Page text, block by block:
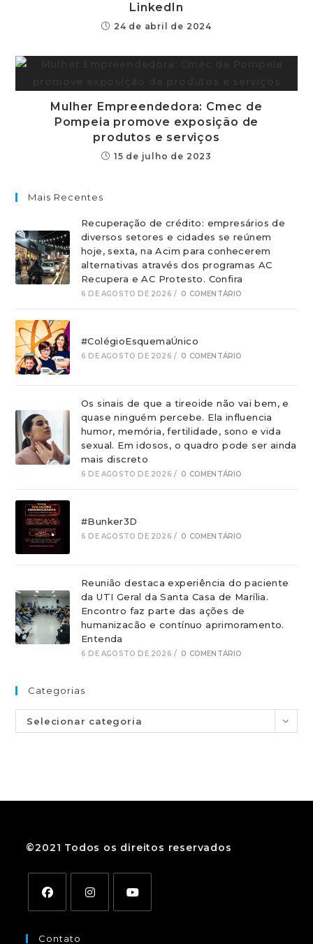
LinkedIn
24 de abril de 2024
Mulher Empreendedora: Cmec de
Pompeia promove exposição de
produtos e serviços
15 de julho de 2023
Mais Recentes
Recuperação de crédito: empresários de
diversos setores e cidades se reúnem
hoje, sexta, na Acim para conhecerem
alternativas através dos programas AC
Recupera e AC Protesto. Confira
6 DE AGOSTO DE 2026 / 0 COMENTÁRIO
#ColégioEsquemaÚnico
6 DE AGOSTO DE 2026 / 0 COMENTÁRIO
Os sinais de que a tireoide não vai bem, e
quase ninguém percebe. Ela influencia
humor, memória, fertilidade, sono e vida
sexual. Em idosos, o quadro pode ser ainda
mais discreto
6 DE AGOSTO DE 2026 / 0 COMENTÁRIO
#Bunker3D
6 DE AGOSTO DE 2026 / 0 COMENTÁRIO
Reunião destaca experiência do paciente
da UTI Geral da Santa Casa de Marília.
Encontro faz parte das ações de
humanizacão e contínuo aprimoramento.
Entenda
6 DE AGOSTO DE 2026 / 0 COMENTÁRIO
Categorias
Selecionar categoria
©2021 Todos os direitos reservados
Contato